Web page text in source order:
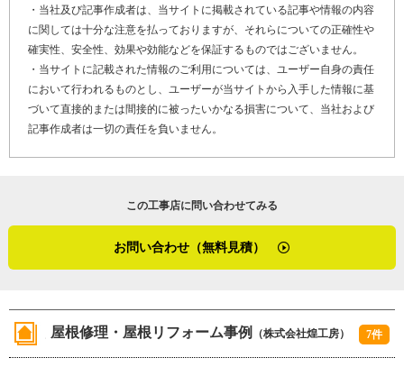
場合もありますから。あと、私がよくやるのは下地剤を２
回施すことですね。本塗りの前の補修で塗料の良さが発揮
されるので、下地処理には時間をかけています」
さらに、煌工房では屋根の雨漏り修理にも対応していま
す。新築時からの続く雨漏りなど、原因が家の構造に関連
しそうなものをのぞいて、大抵の場合は修理可能です。
修理専門ではないので、１００％直すとは言い難いのです
が、散水テストなども用いて８割方は修理できています。
水漏れでお困りのお問い合わせもOKですよ」
理、屋根・外壁塗装工事の特性についてです。
「徳島は穏やかな気候だと思います。それなりに台風は通
るし大雨もありますが、住宅工事を脅かすほどの激しい特
かりです。もう今は、いわゆる昔っぽい『がんこでとっつ
きにくい職人気質』の態度ではいけませんね。お客さまが
話しかけやすい雰囲気の方が仕事はスムーズに進むので、
接客の態度はぶっきらぼうにならないように社内全体で徹
底しています。塗装作業中に、質問や追加の塗装の相談な
どありましたら、遠慮なく話しかけてくださいね。その
て見て選ぶ」形でお客さまに塗装工事や住宅リフォーム工
た経験を、煌工房に落とし込むその姿勢に、これまでの塗
（２０１９年９月取材）
・当社及び記事作成者は、当サイトに掲載されている記事や情報の内容
に関しては十分な注意を払っておりますが、それらについての正確性や
確実性、安全性、効果や効能などを保証するものではございません。
・当サイトに記載された情報のご利用については、ユーザー自身の責任
において行われるものとし、ユーザーが当サイトから入手した情報に基
づいて直接的または間接的に被ったいかなる損害について、当社および
記事作成者は一切の責任を負いません。
この工事店に問い合わせてみる
お問い合わせ（無料見積）
屋根修理・屋根リフォーム事例 （株式会社煌工房） 7件